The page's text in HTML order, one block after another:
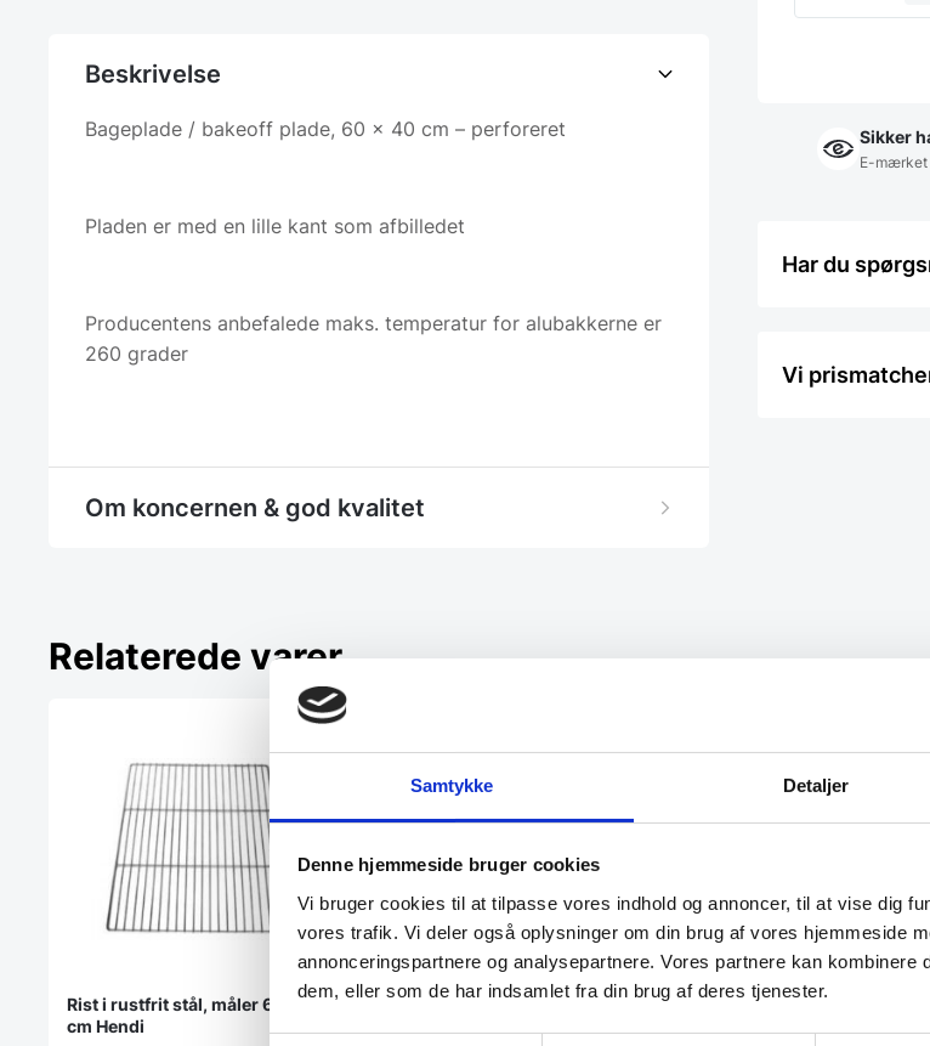
Samtykke Detaljer
Denne hjemmeside bruger cookies
Vi bruger cookies til at tilpasse vores indhold og annoncer, til at vise dig
vores trafik. Vi deler også oplysninger om din brug af vores hjemmeside
annonceringspartnere og analysepartnere. Vores partnere kan kombinere
dem, eller som de har indsamlet fra din brug af deres tjenester.
Beskrivelse
Bageplade / bakeoff plade, 60 x 40 cm – perforeret
Pladen er med en lille kant som afbilledet
Producentens anbefalede maks. temperatur for alubakkerne er
260 grader
Om koncernen & god kvalitet
Sikker
E-mærket
Har du
Vi
Relaterede varer
Rist i rustfrit stål, måler 60×40
cm Hendi
Rist i Gastronorm mål 1/1gn
Bageplade, GN (Periforeret)
Bageplade / bakeoff plade,